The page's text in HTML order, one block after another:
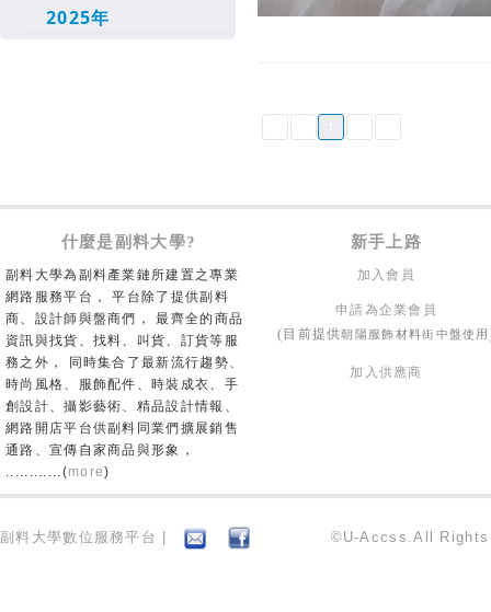
2025年
什麼是副料大學? 新手上路
副料大學為副料產業鏈所建置之專業
網路服務平台， 平台除了提供副料
商、設計師與盤商們， 最齊全的商品
資訊與找貨、找料、叫貨、訂貨等服
務之外， 同時集合了最新流行趨勢、
時尚風格、服飾配件、時裝成衣、手
創設計、攝影藝術、精品設計情報、
網路開店平台供副料同業們擴展銷售
通路、宣傳自家商品與形象，
............(more)
加入會員
申請為企業會員
(目前提供朝陽服飾材料街中盤使用
加入供應商
副料大學數位服務平台 | ©U-Accss.All Rights